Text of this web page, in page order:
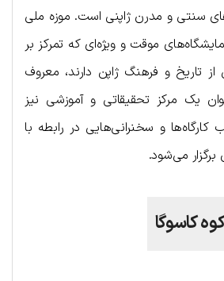
سنتی و مدرن ژاپنی است. موزه ملی
موقت و ویژه‌ای که تمرکز بر
تاریخ و فرهنگ ژاپن دارند، معروف
یک مرکز تحقیقاتی و آموزشی نیز
و سخنرانی‌هایی در رابطه با
برگزار می‌شود.
کاسوگا